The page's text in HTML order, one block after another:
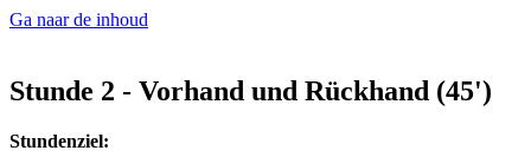
Ga naar de inhoud
Stunde 2 - Vorhand und Rückhand (45')
Stundenziel: